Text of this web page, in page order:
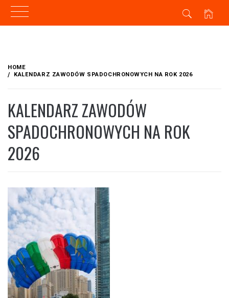
content
HOME
KALENDARZ ZAWODÓW SPADOCHRONOWYCH NA ROK 2026
KALENDARZ ZAWODÓW
SPADOCHRONOWYCH NA ROK
2026